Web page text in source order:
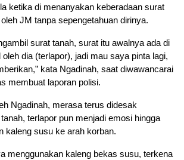
ketika di menanyakan keberadaan surat
JM tanpa sepengetahuan dirinya.
surat tanah, surat itu awalnya ada di
dia (terlapor), jadi mau saya pinta lagi,
kata Ngadinah, saat diwawancarai
membuat laporan polisi.
Ngadinah, merasa terus didesak
terlapor pun menjadi emosi hingga
kaleng susu ke arah korban.
menggunakan kaleng bekas susu, terkena